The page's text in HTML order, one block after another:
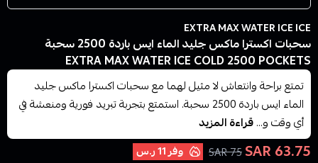
EXTRA MAX WATER ICE ICE
سحبات اكسترا ماكس جليد الماء ايس باردة 2500 سحبة
EXTRA MAX WATER ICE COLD 2500 POCKETS
تمتع براحة وانتعاش لا مثيل لهما مع سحبات اكسترا ماكس جليد
الماء ايس باردة 2500 سحبة. استمتع بتجربة تبريد فورية ومنعشة في
أي وقت و...قراءة المزيد
63.75 SAR
75 SAR وفر11 ر.س